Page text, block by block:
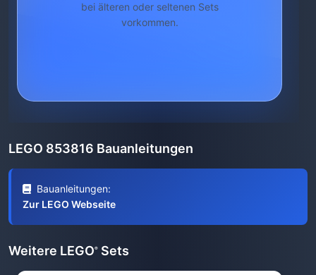
bei älteren oder seltenen Sets
vorkommen.
LEGO 853816 Bauanleitungen
Bauanleitungen:
Zur LEGO Webseite
Weitere LEGO® Sets